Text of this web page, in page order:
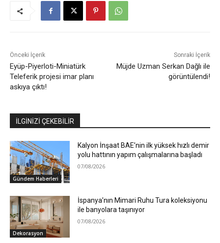
Önceki İçerik
Eyüp-Piyerloti-Miniatürk
Teleferik projesi imar planı
askıya çıktı!
Sonraki İçerik
Müjde Uzman Serkan Dağlı ile
görüntülendi!
İLGİNİZİ ÇEKEBİLİR
Gündem Haberleri
Kalyon İnşaat BAE’nin ilk yüksek hızlı demir
yolu hattının yapım çalışmalarına başladı
07/08/2026
Dekorasyon
İspanya’nın Mimari Ruhu Tura koleksiyonu
ile banyolara taşınıyor
07/08/2026